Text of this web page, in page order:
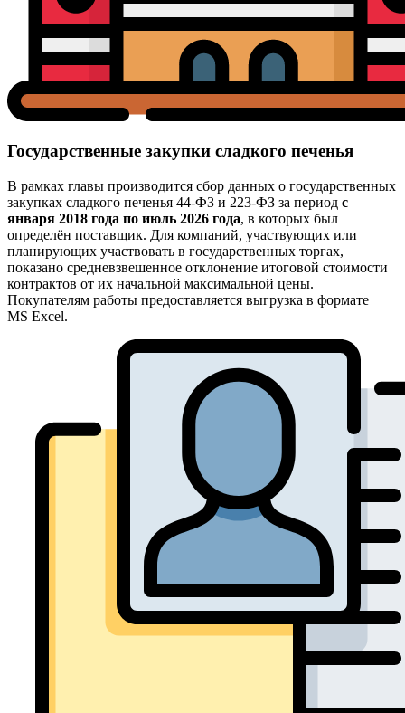
Государственные закупки сладкого печенья
В рамках главы производится сбор данных о государственных
закупках сладкого печенья 44-ФЗ и 223-ФЗ за период с
января 2018 года по июль 2026 года, в которых был
определён поставщик. Для компаний, участвующих или
планирующих участвовать в государственных торгах,
показано средневзвешенное отклонение итоговой стоимости
контрактов от их начальной максимальной цены.
Покупателям работы предоставляется выгрузка в формате
MS Excel.